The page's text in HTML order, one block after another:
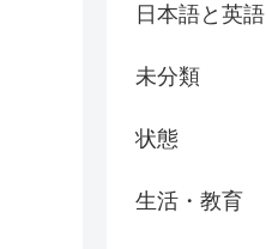
日本語と英語
未分類
状態
生活・教育